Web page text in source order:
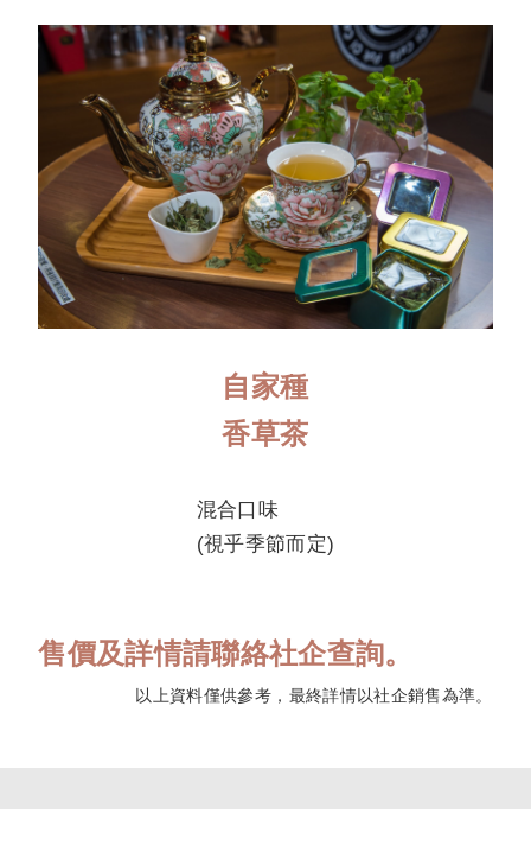
自家種
香草茶
混合口味
(視乎季節而定)
售價及詳情請聯絡社企查詢。
以上資料僅供參考，最終詳情以社企銷售為準。